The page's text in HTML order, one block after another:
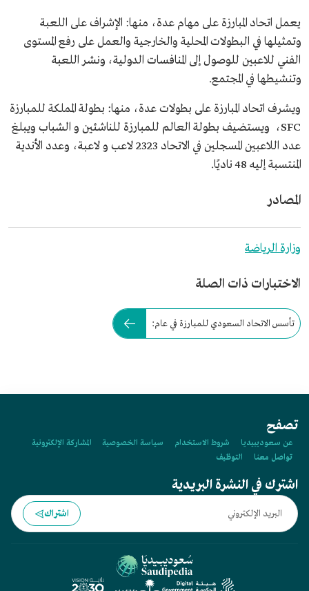
يعمل اتحاد المبارزة على مهام عدة، منها: الإشراف على اللعبة
وتمثيلها في البطولات المحلية والخارجية والعمل على رفع المستوى
الفني للاعبين للوصول إلى المنافسات الدولية، ونشر اللعبة
وتنشيطها في المجتمع.
ويشرف اتحاد المبارزة على بطولات عدة، منها: بطولة المملكة للمبارزة
SFC، ويستضيف بطولة العالم للمبارزة للناشئين و الشباب ويبلغ
عدد اللاعبين المسجلين في الاتحاد 2323 لاعب و لاعبة، وعدد الأندية
المنتسبة إليه 48 ناديًا.
المصادر
وزارة الرياضة
الاختبارات ذات الصلة
تأسس الاتحاد السعودي للمبارزة في عام:
تصفح
عن سعوديبيديا شروط الاستخدام سياسة الخصوصية
المشاركة الإلكترونية
تواصل معنا
التوظيف
اشترك في النشرة البريدية
اشتراك